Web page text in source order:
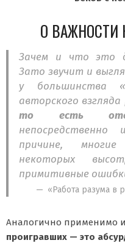
О
Зачем и что это
Зато звучит и
у большинства
авторского
то есть
причине, многие
некоторых
примитивные
«Работа разума в
Аналогично применимо
проигравших — это